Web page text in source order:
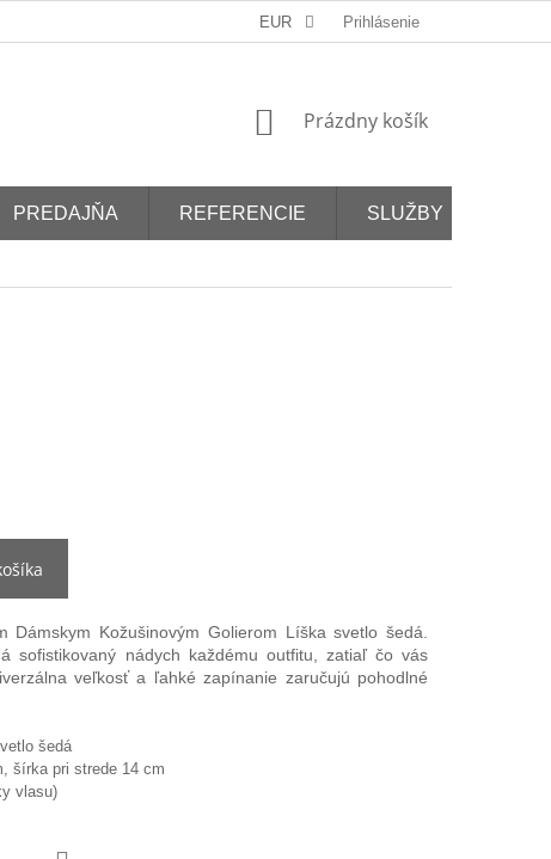
EUR Prihlásenie
NÁKUPNÝ
Prázdny košík
PREDAJŇA REFERENCIE SLUŽBY
Dámskym Kožušinovým Golierom Líška svetlo šedá.
sofistikovaný nádych každému outfitu, zatiaľ čo vás
veľkosť a ľahké zapínanie zaručujú pohodlné
šedá
šírka pri strede 14 cm
vlasu)